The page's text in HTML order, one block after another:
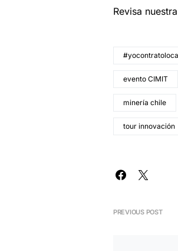
Revisa
evento CIMIT
minería chile
tour innovación
PREVIOUS POST